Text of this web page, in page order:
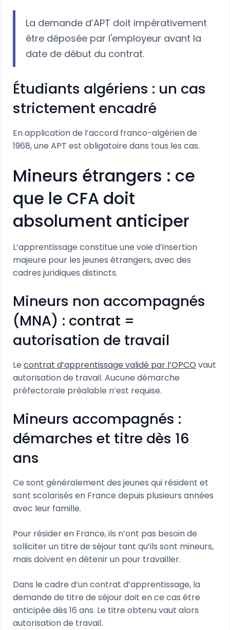
La demande d’APT doit impérativement
être déposée par l'employeur avant la
date de début du contrat.
Étudiants algériens : un cas
strictement encadré
En application de l’accord franco-algérien de
1968, une APT est obligatoire dans tous les cas.
Mineurs étrangers : ce
que le CFA doit
absolument anticiper
L’apprentissage constitue une voie d’insertion
majeure pour les jeunes étrangers, avec des
cadres juridiques distincts.
Mineurs non accompagnés
(MNA) : contrat =
autorisation de travail
Le contrat d’apprentissage validé par l’OPCO vaut
autorisation de travail. Aucune démarche
préfectorale préalable n’est requise.
Mineurs accompagnés :
démarches et titre dès 16
ans
Ce sont généralement des jeunes qui résident et
sont scolarisés en France depuis plusieurs années
avec leur famille.
Pour résider en France, ils n’ont pas besoin de
solliciter un titre de séjour tant qu’ils sont mineurs,
mais doivent en détenir un pour travailler.
Dans le cadre d’un contrat d’apprentissage, la
demande de titre de séjour doit en ce cas être
anticipée dès 16 ans. Le titre obtenu vaut alors
autorisation de travail.